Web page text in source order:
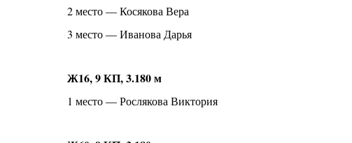
2 место — Косякова Вера
3 место — Иванова Дарья
Ж16, 9 КП, 3.180 м
1 место — Рослякова Виктория